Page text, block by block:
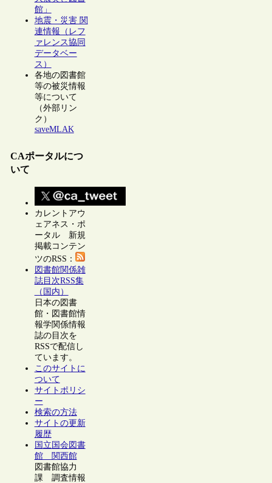
館」
地震・災害 関
連情報（レフ
ァレンス協同
データベー
ス）
各地の図書館
等の被災情報
等について
（外部リン
ク）
saveMLAK
CAポータルにつ
いて
カレントアウ
ェアネス・ポ
ータル 新規
掲載コンテン
ツのRSS：
図書館関係雑
誌目次RSS集
（国内）
日本の図書
館・図書館情
報学関係情報
誌の目次を
RSSで配信し
ています。
このサイトに
ついて
サイトポリシ
ー
検索の方法
サイトの更新
履歴
国立国会図書
館 関西館
図書館協力
課 調査情報